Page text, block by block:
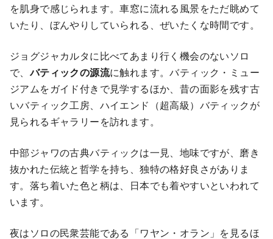
を肌身で感じられます。車窓に流れる風景をただ眺めて
いたり、ぼんやりしていられる、ぜいたくな時間です。
ジョグジャカルタに比べてあまり行く機会のないソロ
で、バティックの源流に触れます。バティック・ミュー
ジアムをガイド付きで見学するほか、昔の面影を残す古
いバティック工房、ハイエンド（超高級）バティックが
見られるギャラリーを訪れます。
中部ジャワの古典バティックは一見、地味ですが、磨き
抜かれた伝統と哲学を持ち、独特の格好良さがありま
す。落ち着いた色と柄は、日本でも着やすいといわれて
います。
夜はソロの民衆芸能である「ワヤン・オラン」を見るほ